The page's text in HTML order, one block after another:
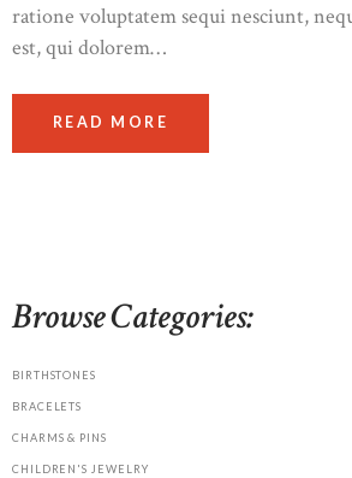
ratione voluptatem sequi nesciunt,
est, qui dolorem…
READ MORE
Browse Categories:
BIRTHSTONES
BRACELETS
CHARMS & PINS
CHILDREN'S JEWELRY